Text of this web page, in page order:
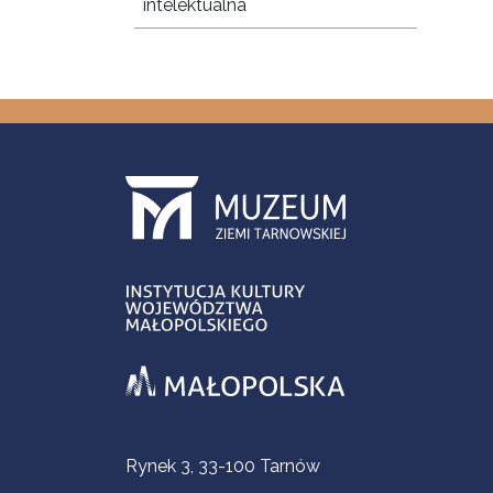
intelektualna
Informacje kontaktowe
Rynek 3, 33-100 Tarnów